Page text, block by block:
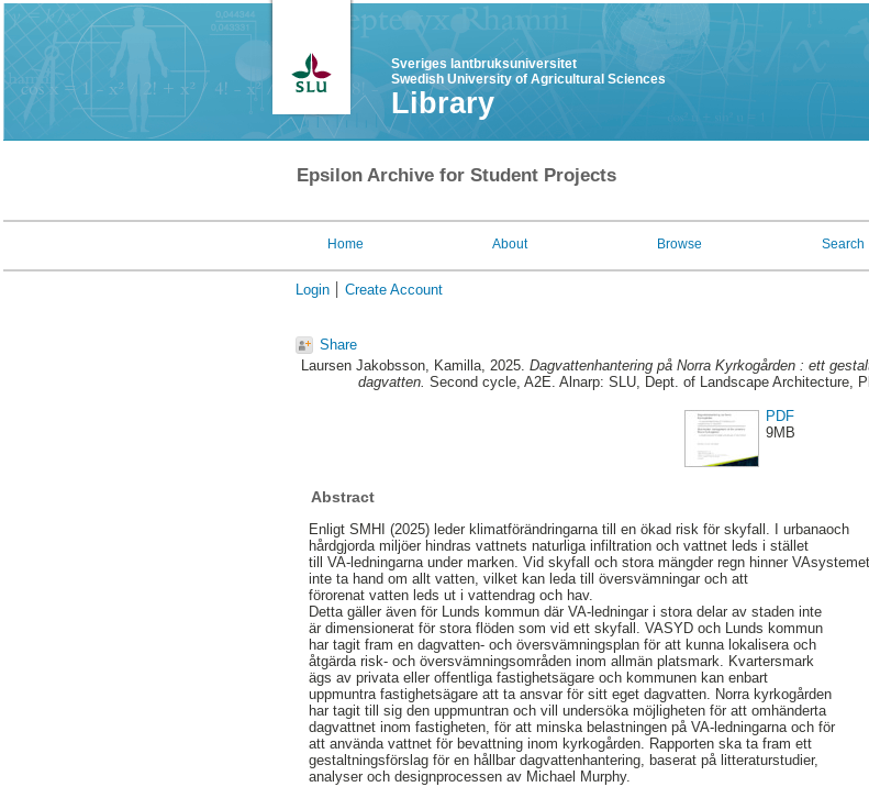
Sveriges lantbruksuniversitet
Swedish University of Agricultural Sciences
Library
Epsilon Archive for Student Projects
Home About Browse Search
Login Create Account
Share
Laursen Jakobsson, Kamilla, 2025. Dagvattenhantering på Norra Kyrkogården : ett
dagvatten. Second cycle, A2E. Alnarp: SLU, Dept. of Landscape Architecture,
PDF
9MB
Abstract
Enligt SMHI (2025) leder klimatförändringarna till en ökad risk för skyfall. I urbanaoch
hårdgjorda miljöer hindras vattnets naturliga infiltration och vattnet leds i stället
till VA-ledningarna under marken. Vid skyfall och stora mängder regn hinner VAsystemet
inte ta hand om allt vatten, vilket kan leda till översvämningar och att
förorenat vatten leds ut i vattendrag och hav.
Detta gäller även för Lunds kommun där VA-ledningar i stora delar av staden inte
är dimensionerat för stora flöden som vid ett skyfall. VASYD och Lunds kommun
har tagit fram en dagvatten- och översvämningsplan för att kunna lokalisera och
åtgärda risk- och översvämningsområden inom allmän platsmark. Kvartersmark
ägs av privata eller offentliga fastighetsägare och kommunen kan enbart
uppmuntra fastighetsägare att ta ansvar för sitt eget dagvatten. Norra kyrkogården
har tagit till sig den uppmuntran och vill undersöka möjligheten för att omhänderta
dagvattnet inom fastigheten, för att minska belastningen på VA-ledningarna och för
att använda vattnet för bevattning inom kyrkogården. Rapporten ska ta fram ett
gestaltningsförslag för en hållbar dagvattenhantering, baserat på litteraturstudier,
analyser och designprocessen av Michael Murphy.